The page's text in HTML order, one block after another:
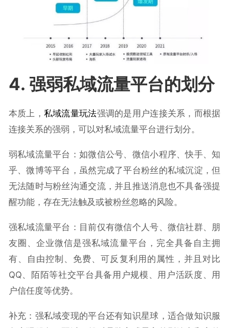
4. 强弱私域流量平台的划分
本质上， 私域流量玩法强调的是用户连接关系，而根据
连接关系的强弱，可以对私域流量平台进行划分。
弱私域流量平台：如微信公号、微信小程序、快手、知
乎、微博等平台，虽然完成了平台粉丝的私域沉淀，但
无法随时与粉丝沟通交流，并且推送消息也不具备强提
醒功能，存在无法触及或被粉丝忽略的风险。
强私域流量平台：目前仅有微信个人号、微信社群、朋
友圈、企业微信是强私域流量平台，完全具备自主拥
有、自由控制、免费、可反复利用的属性，并且对比
QQ、陌陌等社交平台具备用户规模、用户活跃度、用
户信任度等优势。
补充：强私域变现的平台还有知识星球，适合做知识服